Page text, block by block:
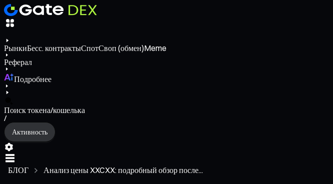
РынкиБесс. контрактыСпотСвоп (обмен)Meme
Реферал
Подробнее
Поиск токена/кошелька
/
Активность
БЛОГ Анализ цены XXCXX: подробный обзор после...